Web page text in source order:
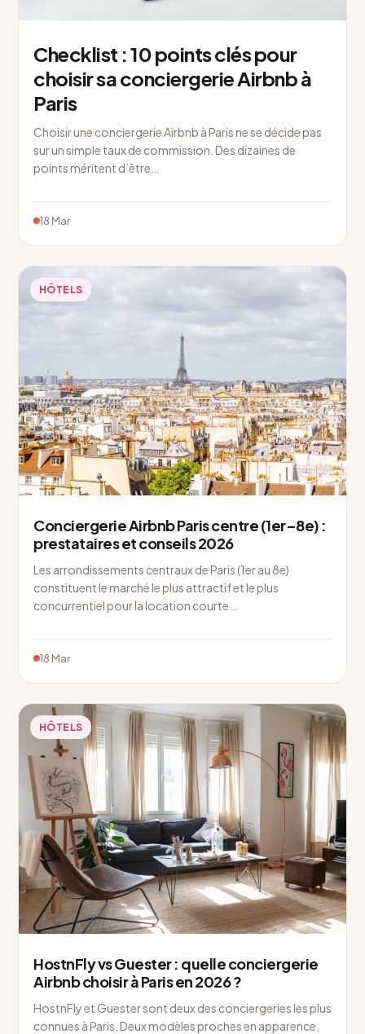
Checklist : 10 points clés pour
choisir sa conciergerie Airbnb à
Paris
Choisir une conciergerie Airbnb à Paris ne se décide pas
sur un simple taux de commission. Des dizaines de
points méritent d’être…
18 Mar
HÔTELS
Conciergerie Airbnb Paris centre (1er–8e) :
prestataires et conseils 2026
Les arrondissements centraux de Paris (1er au 8e)
constituent le marché le plus attractif et le plus
concurrentiel pour la location courte…
18 Mar
HÔTELS
HostnFly vs Guester : quelle conciergerie
Airbnb choisir à Paris en 2026 ?
HostnFly et Guester sont deux des conciergeries les plus
connues à Paris. Deux modèles proches en apparence,